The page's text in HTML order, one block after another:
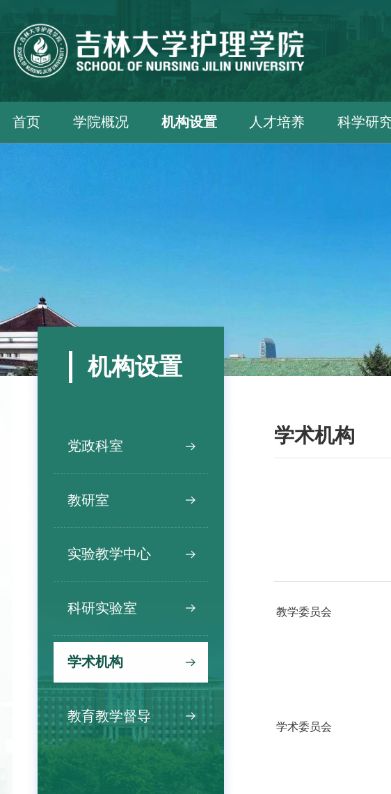
首页 学院概况 机构设置 人才培养 科学研
机构设置
党政科室
教研室
实验教学中心
科研实验室
学术机构
教育教学督导
学术机构
教学委员会
学术委员会